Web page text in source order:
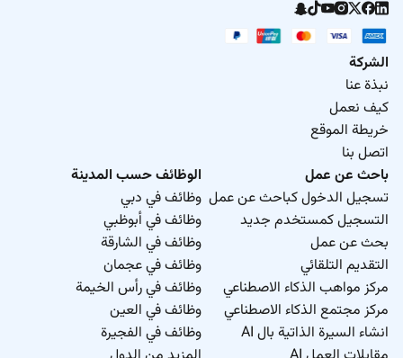
الشركة
نبذة عنا
كيف نعمل
خريطة الموقع
اتصل بنا
باحث عن عمل
تسجيل الدخول كباحث عن عمل
التسجيل كمستخدم جديد
بحث عن عمل
التقديم التلقائي
مركز مواهب الذكاء الاصطناعي
مركز مجتمع الذكاء الاصطناعي
انشاء السيرة الذاتية بال AI
الوظائف حسب المدينة
وظائف في دبي
وظائف في أبوظبي
وظائف في الشارقة
وظائف في عجمان
وظائف في رأس الخيمة
وظائف في العين
وظائف في الفجيرة